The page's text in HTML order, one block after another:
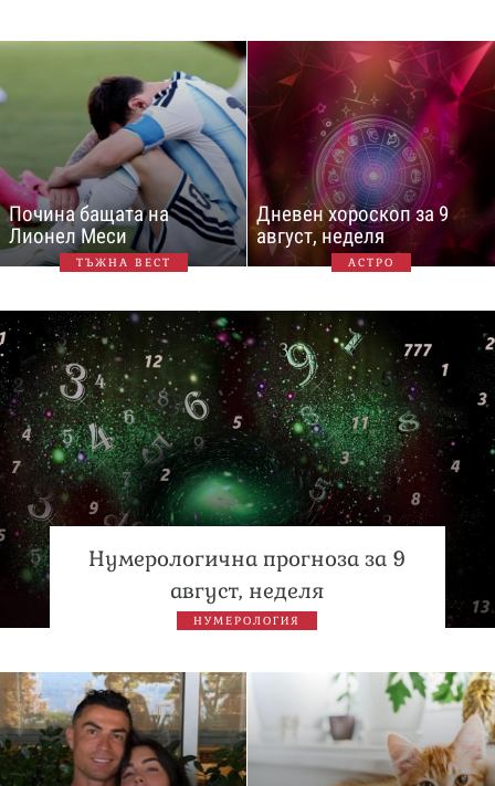
Почина бащата на
Лионел Меси
ТЪЖНА ВЕСТ
Дневен хороскоп за 9
август, неделя
АСТРО
Нумерологична прогноза за 9
август, неделя
НУМЕРОЛОГИЯ